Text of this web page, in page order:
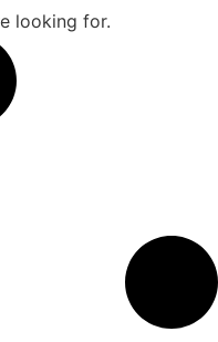
looking for.